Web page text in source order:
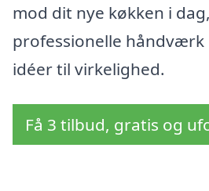
mod dit nye køkken i
professionelle håndværk
idéer til virkelighed.
Få 3 tilbud, gratis og